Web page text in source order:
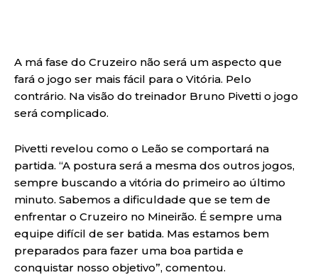
A má fase do Cruzeiro não será um aspecto que
fará o jogo ser mais fácil para o Vitória. Pelo
contrário. Na visão do treinador Bruno Pivetti o jogo
será complicado.
Pivetti revelou como o Leão se comportará na
partida. “A postura será a mesma dos outros jogos,
sempre buscando a vitória do primeiro ao último
minuto. Sabemos a dificuldade que se tem de
enfrentar o Cruzeiro no Mineirão. É sempre uma
equipe difícil de ser batida. Mas estamos bem
preparados para fazer uma boa partida e
conquistar nosso objetivo”, comentou.